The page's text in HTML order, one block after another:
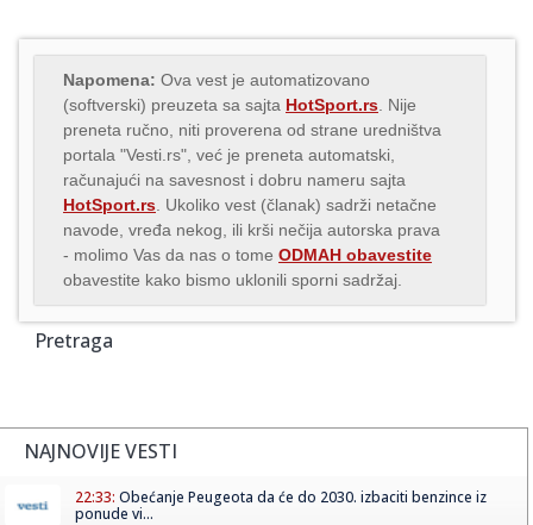
Napomena: Ova vest je automatizovano
(softverski) preuzeta sa sajta HotSport.rs . Nije
preneta ručno, niti proverena od strane uredništva
portala "Vesti.rs", već je preneta automatski,
računajući na savesnost i dobru nameru sajta
HotSport.rs . Ukoliko vest (članak) sadrži netačne
navode, vređa nekog, ili krši nečija autorska prava
- molimo Vas da nas o tome ODMAH obavestite
obavestite kako bismo uklonili sporni sadržaj.
Pretraga
NAJNOVIJE VESTI
22:33: Obećanje Peugeota da će do 2030. izbaciti benzince iz
ponude vi...